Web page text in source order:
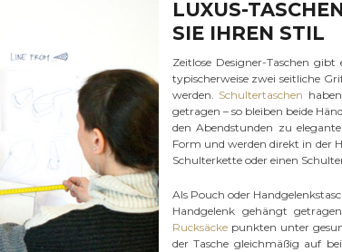
LUXUS-
SIE IHREN STIL
Zeitlose Designer-Taschen
typischerweise zwei seitliche
werden. Schultertaschen
getragen – so bleiben beide
den Abendstunden zu
Form und werden direkt in der
Schulterkette oder einen
Als Pouch oder
Handgelenk gehängt
Rucksäckepunkten unter
der Tasche gleichmäßig auf